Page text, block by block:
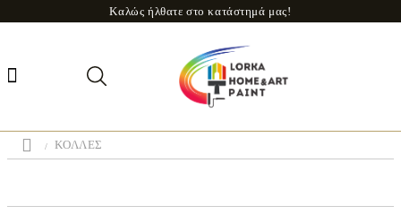
Καλώς ήλθατε στο κατάστημά μας!
ΚΟΛΛΕΣ